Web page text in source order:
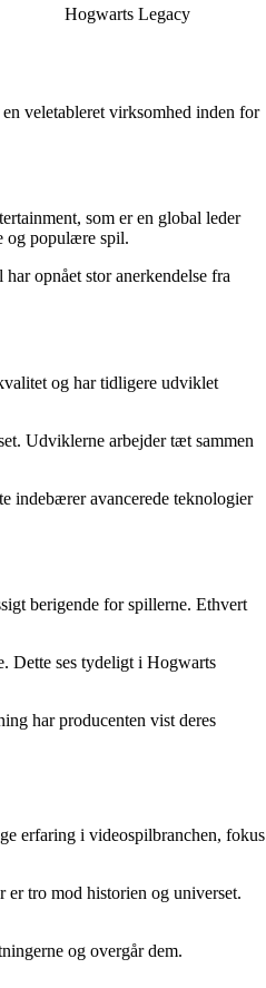
Hogwarts Legacy
veletableret virksomhed inden for
som er en global leder
og populære spil.
opnået stor anerkendelse fra
og har tidligere udviklet
Udviklerne arbejder tæt sammen
indebærer avancerede teknologier
berigende for spillerne. Ethvert
Dette ses tydeligt i Hogwarts
har producenten vist deres
erfaring i videospilbranchen, fokus
er tro mod historien og universet.
og overgår dem.